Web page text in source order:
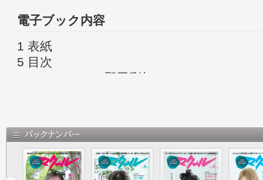
電子ブック内容
1 表紙
5 目次
7 Top of Venus 野田彩加
29 西山貴浩 「笑利」への道
31 永島知洋の旅打ちでー！ エンジョイ！
33 シマレナ社長の一流企業への道
35 アイチてください愛知支部